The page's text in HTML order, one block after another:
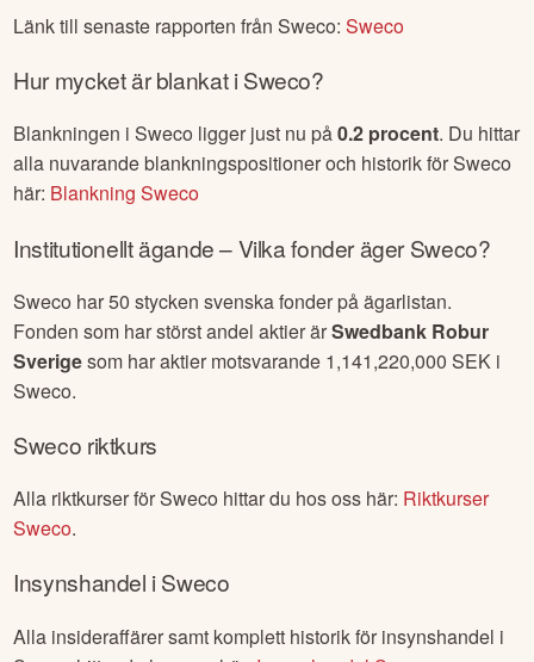
Länk till senaste rapporten frånSweco:Sweco
Hur mycket är blankat iSweco?
Blankningen iSweco ligger just nu på0.2 procent. Du hittar
alla nuvarande blankningspositioner och historik förSweco
här: BlankningSweco
Institutionellt ägande – Vilka fonder ägerSweco?
Sweco har50 stycken svenska fonder på ägarlistan.
Fonden som har störst andel aktier ärSwedbank Robur
Sverigesom har aktier motsvarande 1,141,220,000 SEK i
Sweco.
Sweco riktkurs
Alla riktkurser förSweco hittar du hos oss här: Riktkurser
Sweco.
Insynshandel iSweco
Alla insideraffärer samt komplett historik för insynshandel i